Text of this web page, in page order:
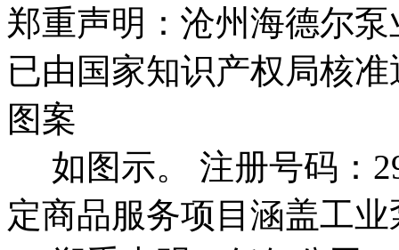
郑重声明： 沧州海德尔
已由国家知识产权局核
图案
如图示。 注册号码：
定商品服务项目涵盖工